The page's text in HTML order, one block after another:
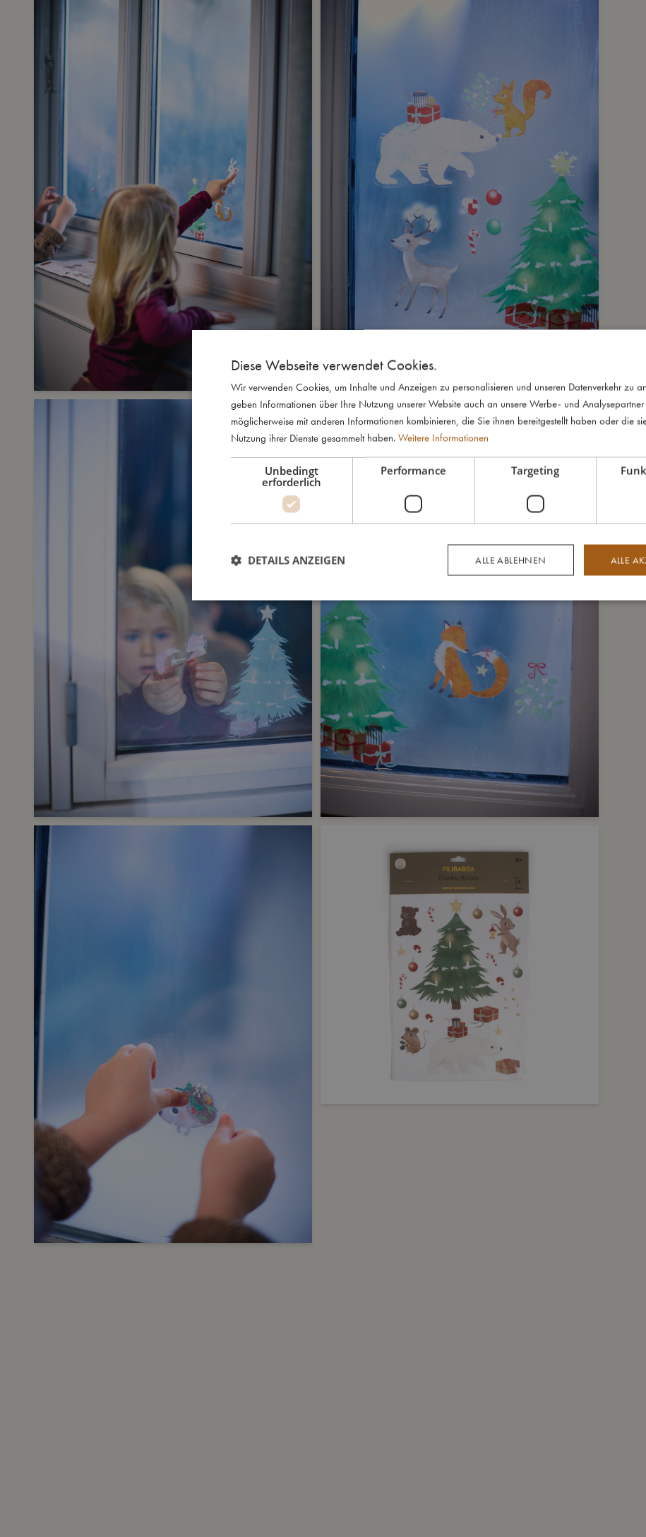
Diese Webseite verwendet Cookies.
Wir verwenden Cookies, um Inhalte und Anzeigen zu personalisieren und unseren Datenverkehr zu
geben Informationen über Ihre Nutzung unserer Website auch an unsere Werbe- und
möglicherweise mit anderen Informationen kombinieren, die Sie ihnen bereitgestellt haben oder die
Nutzung ihrer Dienste gesammelt haben. Weitere Informationen
Unbedingt
erforderlich
Performance Targeting
ALLE
ALLE ABLEHNEN
DETAILS ANZEIGEN